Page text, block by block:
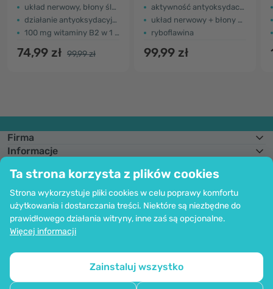
Ta strona korzysta z plików cookies
Strona wykorzystuje pliki cookies w celu poprawy komfortu
użytkowania i dostarczania treści. Niektóre są niezbędne do
prawidłowego działania witryny, inne zaś są opcjonalne.
Więcej informacji
Zainstaluj wszystko
układ nerwowy, błony śluzowe, krew
działanie antyoksydacyjne, więcej energii
100 mg witaminy B2 w 1 tabletce
74,99 zł 99,99 zł
aktywność antyoksydacyjna
układ nerwowy + błony śluzowe
ryboflawina
99,99 zł
Firma
Informacje
Pomoc i zamówienia
Możliwość opłaty kartą. Bezpieczeństwo danych osobowych zapewnia
kodowanie SSl.
Mapa strony